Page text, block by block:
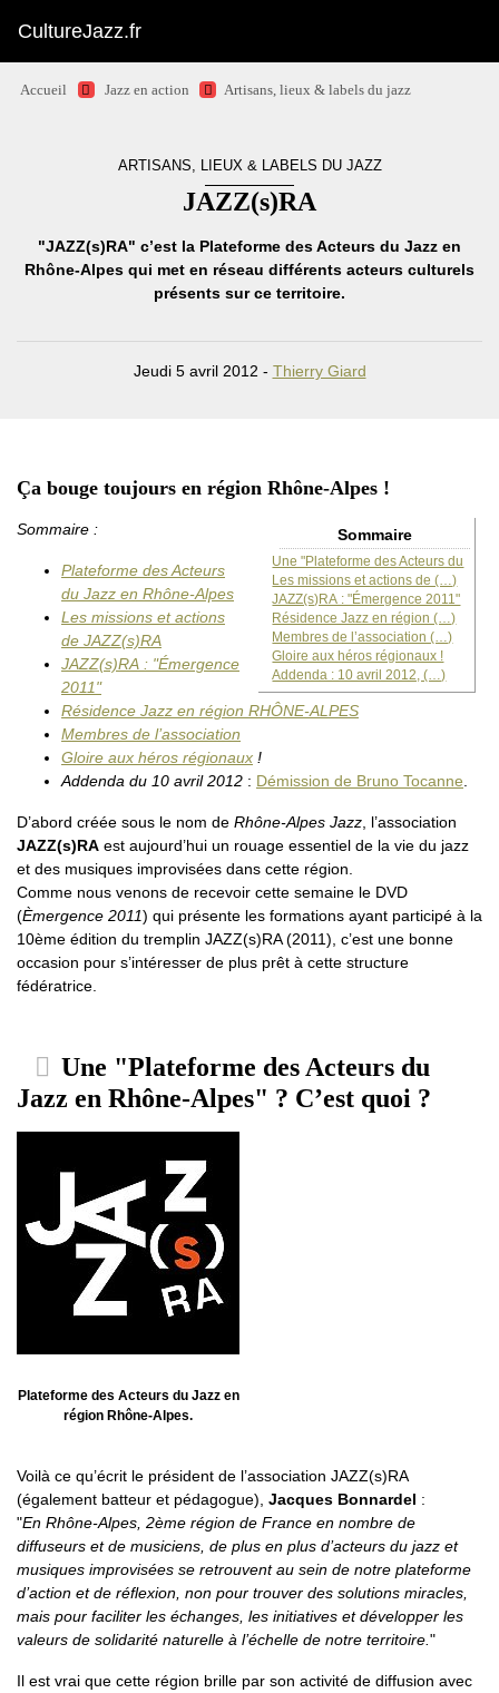
CultureJazz.fr
Accueil Jazz en action Artisans, lieux & labels du jazz
ARTISANS, LIEUX & LABELS DU JAZZ
JAZZ(s)RA
"JAZZ(s)RA" c’est la Plateforme des Acteurs du Jazz en
Rhône-Alpes qui met en réseau différents acteurs culturels
présents sur ce territoire.
Jeudi 5 avril 2012 - Thierry Giard
Ça bouge toujours en région Rhône-Alpes !
Sommaire
Une "Plateforme des Acteurs du
Les missions et actions de (…)
JAZZ(s)RA : "Émergence 2011"
Résidence Jazz en région (…)
Membres de l’association (…)
Gloire aux héros régionaux !
Addenda : 10 avril 2012, (…)
Sommaire :
Plateforme des Acteurs
du Jazz en Rhône-Alpes
Les missions et actions
de JAZZ(s)RA
JAZZ(s)RA : "Émergence
2011"
Résidence Jazz en région RHÔNE-ALPES
Membres de l’association
Gloire aux héros régionaux !
Addenda du 10 avril 2012 : Démission de Bruno Tocanne
D’abord créée sous le nom de Rhône-Alpes Jazz , l’association
JAZZ(s)RA est aujourd’hui un rouage essentiel de la vie du jazz
et des musiques improvisées dans cette région.
Comme nous venons de recevoir cette semaine le DVD
(Èmergence 2011) qui présente les formations ayant participé à la
10ème édition du tremplin JAZZ(s)RA (2011), c’est une bonne
occasion pour s’intéresser de plus prêt à cette structure
fédératrice.
Une "Plateforme des Acteurs du
Jazz en Rhône-Alpes" ? C’est quoi ?
Plateforme des Acteurs du Jazz en
région Rhône-Alpes.
Voilà ce qu’écrit le président de l’association JAZZ(s)RA
(également batteur et pédagogue), Jacques Bonnardel :
"En Rhône-Alpes, 2ème région de France en nombre de
diffuseurs et de musiciens, de plus en plus d’acteurs du jazz et
musiques improvisées se retrouvent au sein de notre plateforme
d’action et de réflexion, non pour trouver des solutions miracles,
mais pour faciliter les échanges, les initiatives et développer les
valeurs de solidarité naturelle à l’échelle de notre territoire. "
Il est vrai que cette région brille par son activité de diffusion avec